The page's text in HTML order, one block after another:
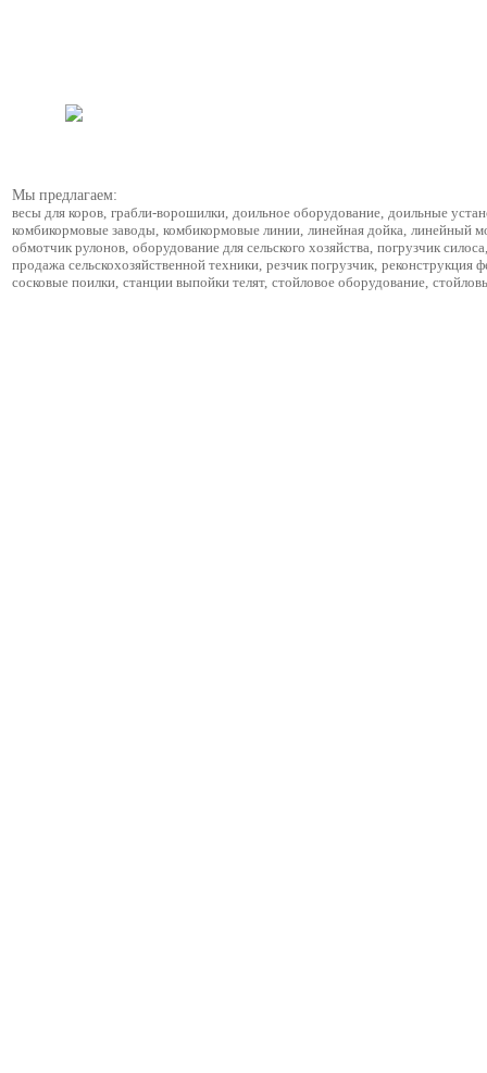
Мы предлагаем:
весы для коров, грабли-ворошилки, доильное оборудование, доильные
комбикормовые заводы, комбикормовые линии, линейная дойка, линейный
обмотчик рулонов, оборудование для сельского хозяйства, погрузчик силоса,
продажа сельскохозяйственной техники, резчик погрузчик, реконструкция
сосковые поилки, станции выпойки телят, стойловое оборудование,